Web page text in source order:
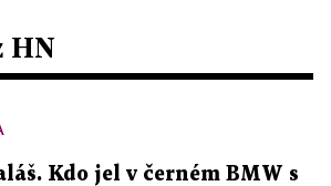
HN
Kdo jel v černém BMW s